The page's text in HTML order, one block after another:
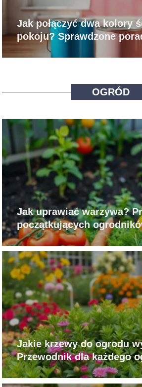
Jak połączyć dwa kolory
pokoju? Sprawdzone
inspiracje
OGRÓD
Jak uprawiać warzywa?
początkujących
Jakie krzewy do ogrodu
Przewodnik dla każdego